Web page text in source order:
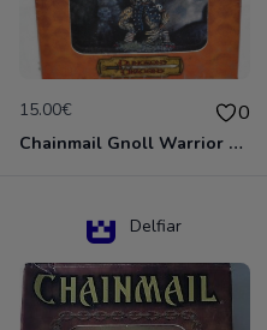
15.00€ 0
Chainmail Gnoll Warrior Dungeons & Dragons
Delfiar